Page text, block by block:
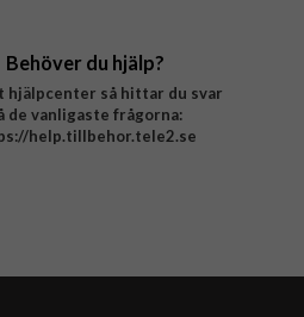
Behöver du hjälp?
hjälpcenter så hittar du svar
de vanligaste frågorna:
help.tillbehor.tele2.se